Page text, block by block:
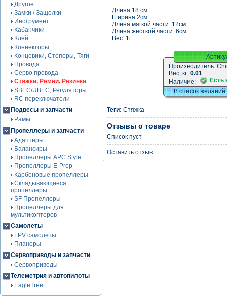
Другое
Замки / Защелки
Инструмент
Кабанчики
Клей
Коннекторы
Концевики, Стопоры, Тяги
Провода
Серво провода
Стяжки, Ремни, Резинки
SBEC/UBEC, Регуляторы
RC переключатели
Подвесы и запчасти
Рамы
Пропеллеры и запчасти
Адаптеры
Балансиры
Пропеллеры APC Style
Пропеллеры E-Prop
Карбоновые пропеллеры
Складывающиеся
пропеллеры
SF Пропеллеры
Пропеллеры для
мультикоптеров
Самолеты
FPV самолеты
Планеры
Сервоприводы и запчасти
Сервоприводы
Телеметрия и автопилоты
EagleTree
Длина 18 см
Ширина 2см
Длина мягкой части: 12см
Длина жесткой части: 6см
Вес: 1г
Производитель:
Вес, кг: 0.01
Наличие:
Есть
В список желаний
Теги: Стяжка
Отзывы о товаре
Список пуст
Оставить отзыв